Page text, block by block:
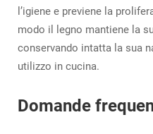
l’igiene e previene la
modo il legno mantiene la
conservando intatta la sua
utilizzo in cucina.
Domande